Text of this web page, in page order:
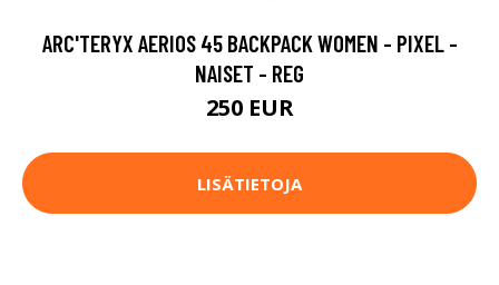
ARC'TERYX AERIOS 45 BACKPACK WOMEN - PIXEL -
NAISET - REG
250 EUR
LISÄTIETOJA